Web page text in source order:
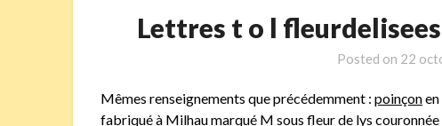
Lettres t o l
Posted on 22
Mêmes renseignements que précédemment :poinçon
fabriqué à Milhau marqué M sous fleur de lys